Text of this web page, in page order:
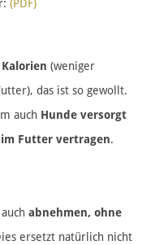
(PDF)
(weniger
das ist so gewollt.
auch Hunde versorgt
Futter vertragen.
abnehmen, ohne
ersetzt natürlich nicht